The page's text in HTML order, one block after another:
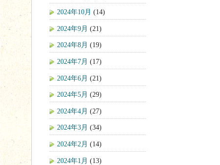
2024年10月 (14)
2024年9月 (21)
2024年8月 (19)
2024年7月 (17)
2024年6月 (21)
2024年5月 (29)
2024年4月 (27)
2024年3月 (34)
2024年2月 (14)
2024年1月 (13)